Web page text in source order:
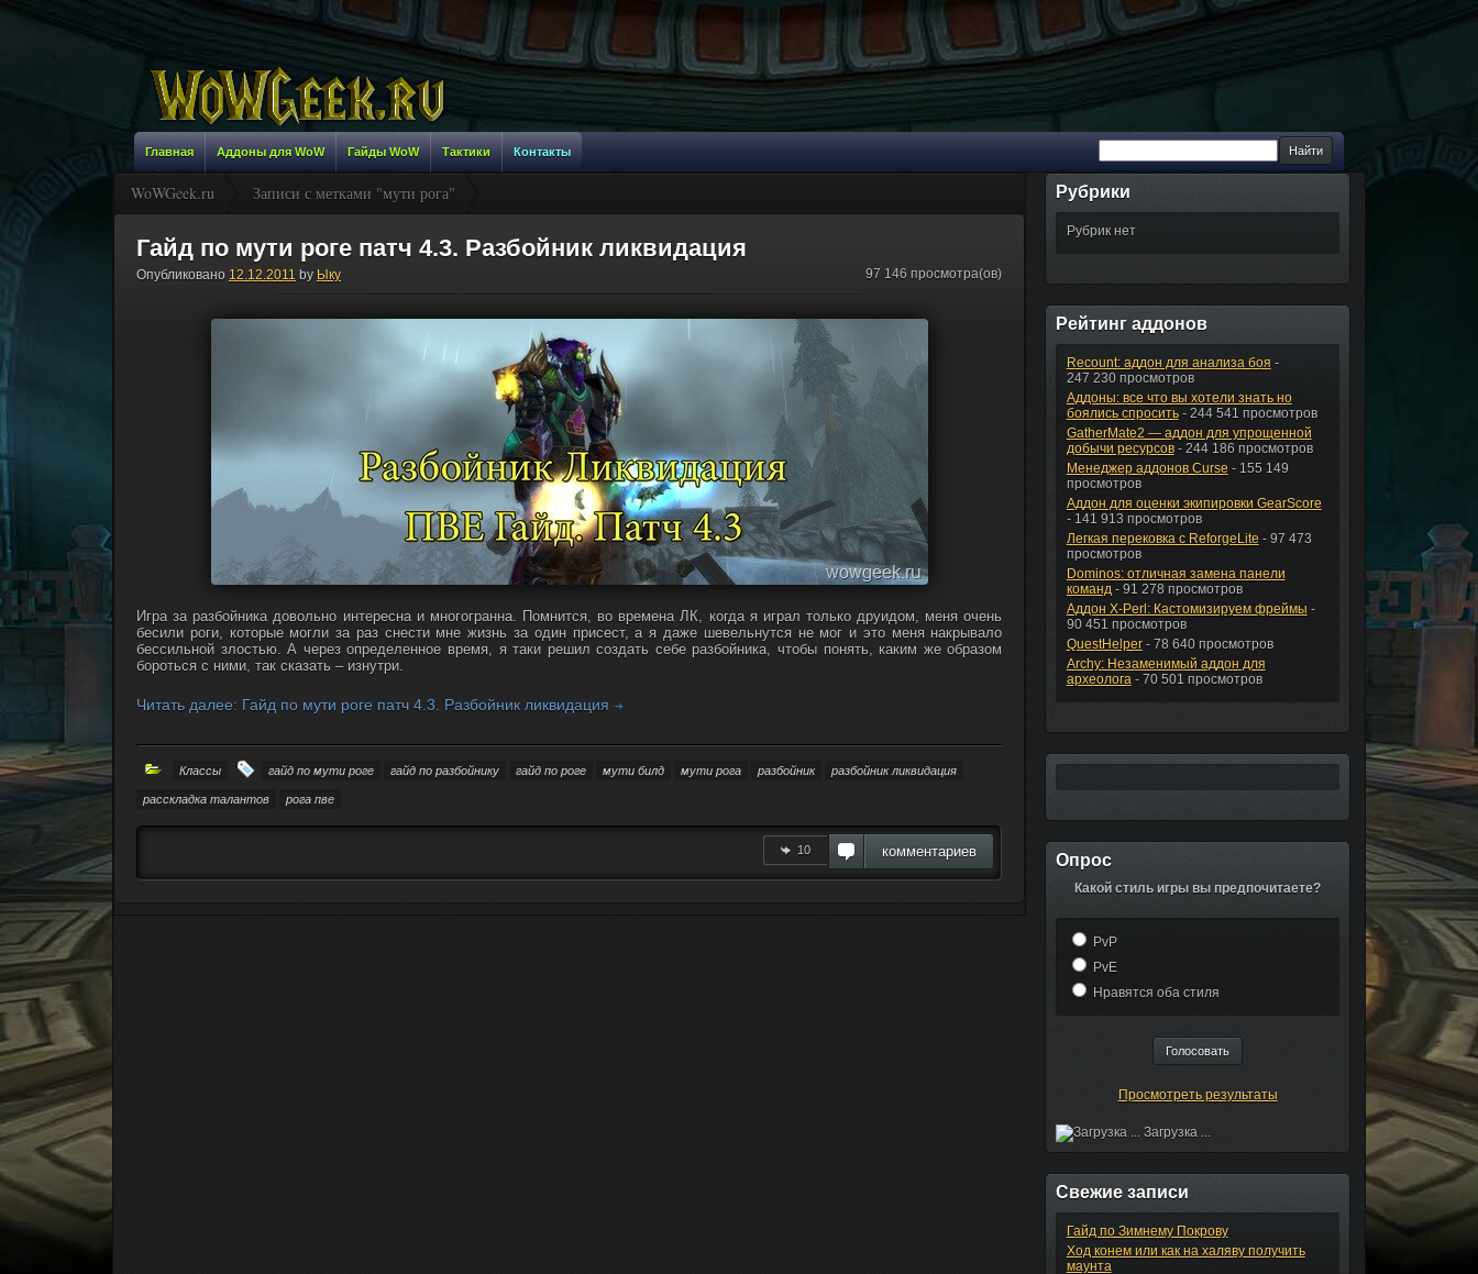
Главная Аддоны для WoW Гайды WoW Тактики Контакты
WoWGeek.ru Записи с метками "мути рога"
Гайд по мути роге патч 4.3. Разбойник ликвидация
Опубликовано 12.12.2011 by Ыку 97 146 просмотра(ов)
Игра за разбойника довольно интересна и многогранна. Помнится, во времена ЛК, когда я играл только друидом, меня очень
бесили роги, которые могли за раз снести мне жизнь за один присест, а я даже шевельнутся не мог и это меня накрывало
бессильной злостью. А через определенное время, я таки решил создать себе разбойника, чтобы понять, каким же образом
бороться с ними, так сказать – изнутри.
Читать далее: Гайд по мути роге патч 4.3. Разбойник ликвидация
Классы гайд по мути роге гайд по разбойнику гайд по роге мути билд мути рога разбойник разбойник ликвидация
расскладка талантов рога пве
10 комментариев
Рубрики
Рубрик нет
Рейтинг аддонов
Recount: аддон для анализа боя -
247 230 просмотров
Аддоны: все что вы хотели знать но
боялись спросить- 244 541 просмотров
GatherMate2 — аддон для упрощенной
добычи ресурсов- 244 186 просмотров
Менеджер аддонов Curse - 155 149
просмотров
Аддон для оценки экипировки GearScore
- 141 913 просмотров
Легкая перековка с ReforgeLite - 97 473
просмотров
Dominos: отличная замена панели
команд- 91 278 просмотров
Аддон X-Perl: Кастомизируем фреймы -
90 451 просмотров
QuestHelper- 78 640 просмотров
Archy: Незаменимый аддон для
археолога- 70 501 просмотров
Опрос
Какой стиль игры вы предпочитаете?
PvP
PvE
Нравятся оба стиля
Просмотреть результаты
Загрузка ...
Свежие записи
Гайд по Зимнему Покрову
Ход конем или как на халяву получить
маунта